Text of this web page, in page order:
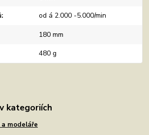
od á 2.000 -5.000/min
180 mm
480 g
kategoriích
modeláře